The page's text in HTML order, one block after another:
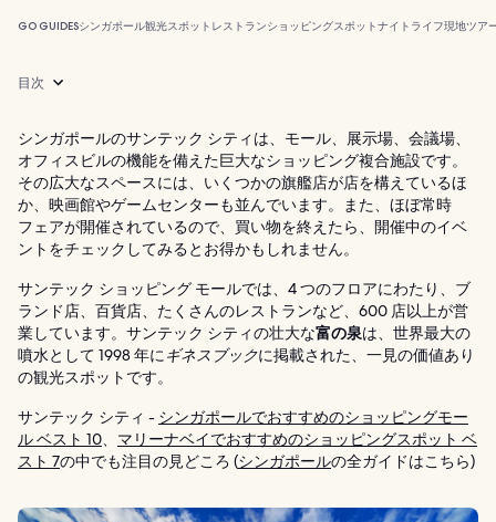
GO GUIDESシンガポール観光スポット レストランショッピングスポットナイトライフ現地ツア
目次
シンガポールのサンテック シティは、モール、展示場、会議場、
オフィスビルの機能を備えた巨大なショッピング複合施設です。
その広大なスペースには、いくつかの旗艦店が店を構えているほ
か、映画館やゲームセンターも並んでいます。また、ほぼ常時
フェアが開催されているので、買い物を終えたら、開催中のイベ
ントをチェックしてみるとお得かもしれません。
サンテック ショッピング モールでは、4 つのフロアにわたり、ブ
ランド店、百貨店、たくさんのレストランなど、600 店以上が営
業しています。サンテック シティの壮大な富の泉は、世界最大の
噴水として 1998 年に ギネスブックに掲載された、一見の価値あり
の観光スポットです。
サンテック シティ - シンガポールでおすすめのショッピングモー
ル ベスト 10
マリーナベイでおすすめのショッピングスポット ベ
スト 7の中でも注目の見どころ (シンガポールの全ガイドはこちら)